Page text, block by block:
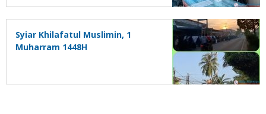
Syiar Khilafatul Muslimin, 1
Muharram 1448H